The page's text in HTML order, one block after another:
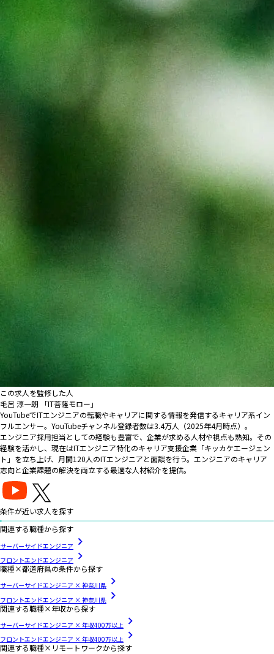
この求人を監修した人
毛呂 淳一朗 「IT菩薩モロー」
YouTubeでITエンジニアの転職やキャリアに関する情報を発信するキャリア系イン
フルエンサー。YouTubeチャンネル登録者数は3.4万人（2025年4月時点）。
エンジニア採用担当としての経験も豊富で、企業が求める人材や視点も熟知。その
経験を活かし、現在はITエンジニア特化のキャリア支援企業「キッカケエージェン
ト」を立ち上げ、月間120人のITエンジニアと面談を行う。エンジニアのキャリア
志向と企業課題の解決を両立する最適な人材紹介を提供。
条件が近い求人を探す
関連する職種から探す
サーバーサイドエンジニア
フロントエンドエンジニア
職種×都道府県の条件から探す
サーバーサイドエンジニア × 神奈川県
フロントエンドエンジニア × 神奈川県
関連する職種×年収から探す
サーバーサイドエンジニア × 年収400万以上
フロントエンドエンジニア × 年収400万以上
関連する職種×リモートワークから探す